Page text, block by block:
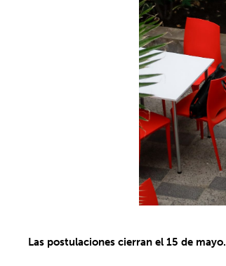
Las postulaciones cierran el 15 de mayo.